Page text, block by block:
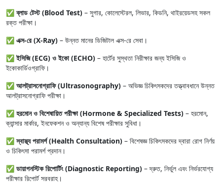
✅ব্লাড টেস্ট (Blood Test) – সুগার, কোলেস্টেরল, লিভার, কিডনি, থাইরয়েডসহ সকল
রক্ত পরীক্ষা।
✅ এক্স-রে (X-Ray) – উন্নত মানের ডিজিটাল এক্স-রে সেবা।
✅ইসিজি (ECG) ও ইকো (ECHO) – হার্টের সুস্থতা নিরীক্ষার জন্য ইসিজি ও
ইকোকার্ডিওগ্রাফি।
✅ আলট্রাসনোগ্রাফি (Ultrasonography) – অভিজ্ঞ চিকিৎসকদের তত্ত্বাবধানে উন্নত
আলট্রাসনোগ্রাফি পরীক্ষা।
✅ হরমোন ও বিশেষায়িত পরীক্ষা (Hormone & Specialized Tests) – হরমোন,
ক্যান্সার মার্কার, ইনফেকশন ও অন্যান্য বিশেষ পরীক্ষার সুবিধা।
✅স্বাস্থ্য পরামর্শ (Health Consultation) – বিশেষজ্ঞ চিকিৎসকদের দ্বারা রোগ নির্ণয়
ও চিকিৎসা পরামর্শ প্রদান।
✅ ডায়াগনস্টিক রিপোর্টিং (Diagnostic Reporting) – দ্রুত, নির্ভুল এবং নির্ভরযোগ্য
পরীক্ষার রিপোর্ট সরবরাহ।